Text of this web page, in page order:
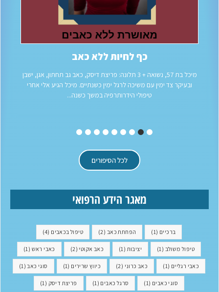
כף לחיות ללא כאב
מיכל בת 57, נשואה + 3 תלונה: פריצת דיסק, כאב גב תחתון, אגן, ישבן
ובעיקר צד ימין עם משיכה לרגל ימין כשנתיים. מיכל הגיע אלי אחרי
טיפולי הידרותרפיה במשך כשנה...
לכל הסיפורים
מאגר הידע הרפואי
ברכיים (1) הפחתת כאב (2) טיפול בכאבים (4)
טיפול משולב (1) יציבות (1) כאב אקוטי (2) כאבי ראש (1)
כאבי רגליים (1) כאב כרוני (2) כיווץ שרירים (1) סוגי כאב(1)
סוגי כאבים (1) סרגל כאבים (1) פריצת דיסק (1)